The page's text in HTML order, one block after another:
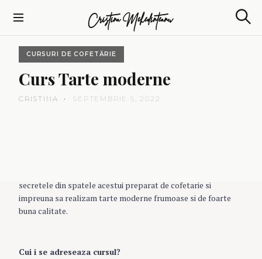
Cristina Mehedinteanu
e
CURSURI DE COFETĂRIE
CursTarte moderne
CRISTINA SEPTEMBRIE 5, 2022
secretele din spatele acestui preparat de cofetarie si
impreuna sa realizam tarte moderne frumoase si de foarte
buna calitate.
Cui i se adreseaza cursul?